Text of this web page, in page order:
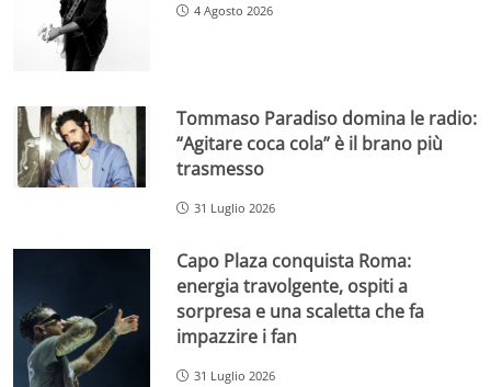
4 Agosto 2026
Tommaso Paradiso domina le radio:
“Agitare coca cola” è il brano più
trasmesso
31 Luglio 2026
Capo Plaza conquista Roma:
energia travolgente, ospiti a
sorpresa e una scaletta che fa
impazzire i fan
31 Luglio 2026